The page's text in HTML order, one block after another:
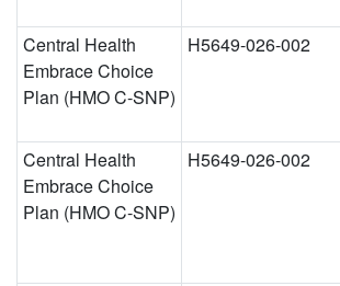
Central Health
Embrace Choice
Plan (HMO C-SNP)
H5649-026-002
Central Health
Embrace Choice
Plan (HMO C-SNP)
H5649-026-002